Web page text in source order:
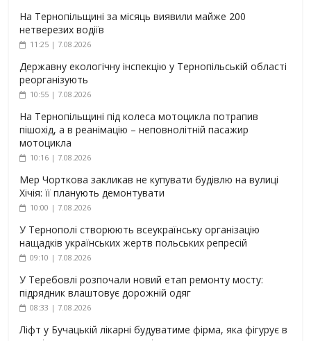
На Тернопільщині за місяць виявили майже 200
нетверезих водіїв
11:25 | 7.08.2026
Державну екологічну інспекцію у Тернопільській області
реорганізують
10:55 | 7.08.2026
На Тернопільщині під колеса мотоцикла потрапив
пішохід, а в реанімацію – неповнолітній пасажир
мотоцикла
10:16 | 7.08.2026
Мер Чорткова закликав не купувати будівлю на вулиці
Хічія: її планують демонтувати
10:00 | 7.08.2026
У Тернополі створюють всеукраїнську організацію
нащадків українських жертв польських репресій
09:10 | 7.08.2026
У Теребовлі розпочали новий етап ремонту мосту:
підрядник влаштовує дорожній одяг
08:33 | 7.08.2026
Ліфт у Бучацькій лікарні будуватиме фірма, яка фігурує в